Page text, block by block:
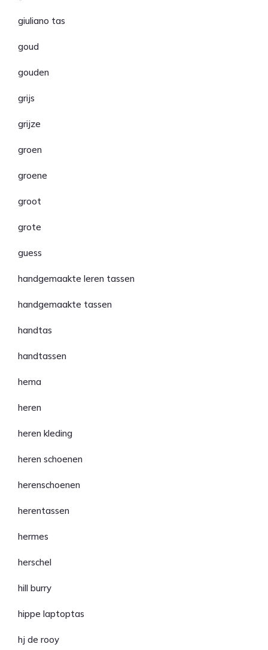
giuliano tas
goud
gouden
grijs
grijze
groen
groene
groot
grote
guess
handgemaakte leren tassen
handgemaakte tassen
handtas
handtassen
hema
heren
heren kleding
heren schoenen
herenschoenen
herentassen
hermes
herschel
hill burry
hippe laptoptas
hj de rooy